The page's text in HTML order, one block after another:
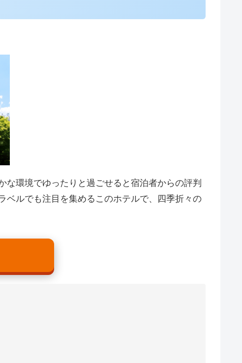
環境でゆったりと過ごせると宿泊者からの評判
ベルでも注目を集めるこのホテルで、四季折々の